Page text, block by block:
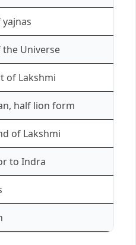
the Universe
of Lakshmi
half lion form
of Lakshmi
to Indra